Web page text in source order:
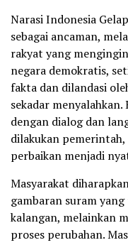
Narasi Indonesia
sebagai ancaman,
rakyat yang
negara demokratis,
fakta dan dilandasi
sekadar
dengan dialog dan
dilakukan
perbaikan menjadi
Masyarakat
gambaran suram
kalangan, melainkan
proses perubahan.